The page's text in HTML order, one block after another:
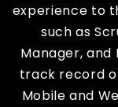
experience to
such as
Manager, and
track record
Mobile and